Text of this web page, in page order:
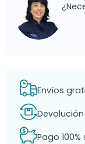
Envíos
Pago